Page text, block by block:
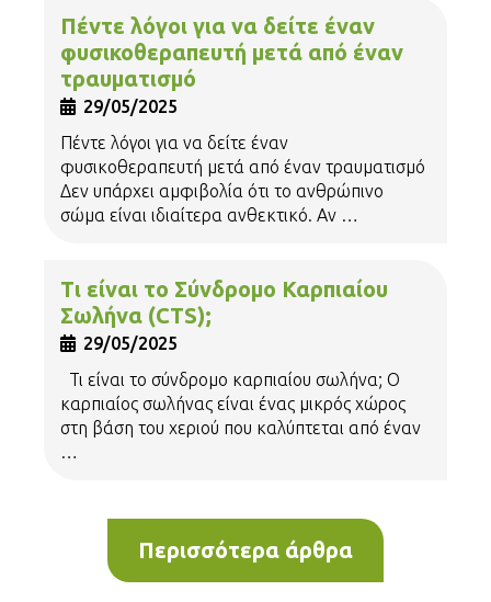
Μαρία Λαδουκάκη
Πέντε λόγοι για να δείτε έναν
φυσικοθεραπευτή μετά από έναν
τραυματισμό
29/05/2025
Πέντε λόγοι για να δείτε έναν
φυσικοθεραπευτή μετά από έναν τραυματισμό
Δεν υπάρχει αμφιβολία ότι το ανθρώπινο
σώμα είναι ιδιαίτερα ανθεκτικό. Αν …
Τι είναι το Σύνδρομο Καρπιαίου
Σωλήνα (CTS);
29/05/2025
Τι είναι το σύνδρομο καρπιαίου σωλήνα; Ο
καρπιαίος σωλήνας είναι ένας μικρός χώρος
στη βάση του χεριού που καλύπτεται από έναν
…
Περισσότερα άρθρα